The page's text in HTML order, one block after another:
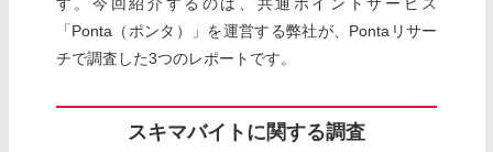
す。今回紹介するのは、共通ポイントサービス
「Ponta（ポンタ）」を運営する弊社が、Pontaリサー
チで調査した3つのレポートです。
スキマバイトに関する調査